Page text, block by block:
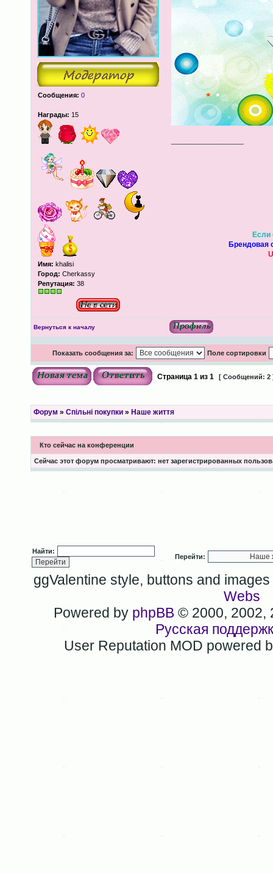
Сообщения: 0
Награды: 15
Имя: khalisi
Город: Cherkassy
Репутация: 38
Если
Брендовая
Вернуться к началу
Показать сообщения за: Поле сортировки
Страница 1из 1 [ Сообщений: 2
Форум » Спільні покупки» Наше життя
Кто сейчас на конференции
Сейчас этот форум просматривают: нет зарегистрированных
Найти:
Перейти:
ggValentine style, buttons and
Webs
Powered by phpBB © 2000, 2002,
Русская
User Reputation MOD powered